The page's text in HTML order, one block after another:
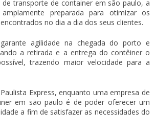
de transporte de container em são paulo, a
preparada para otimizar os
no dia a dia dos seus clientes.
agilidade na chegada do porto e
a retirada e a entrega do contêiner o
trazendo maior velocidade para a
Express, enquanto umaempresa de
em são paulo é de poder oferecer um
a fim de satisfazer as necessidades do